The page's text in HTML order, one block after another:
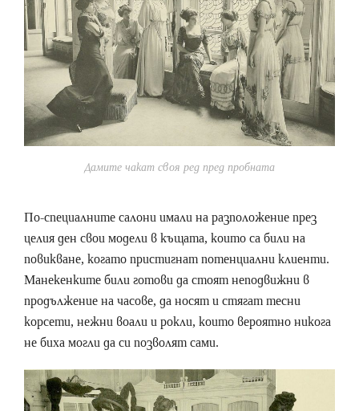
Дамите чакат своя ред пред пробната
По-специалните салони имали на разположение през
целия ден свои модели в къщата, които са били на
повикване, когато пристигнат потенциални клиенти.
Манекенките били готови да стоят неподвижни в
продължение на часове, да носят и стягат тесни
корсети, нежни воали и рокли, които вероятно никога
не биха могли да си позволят сами.